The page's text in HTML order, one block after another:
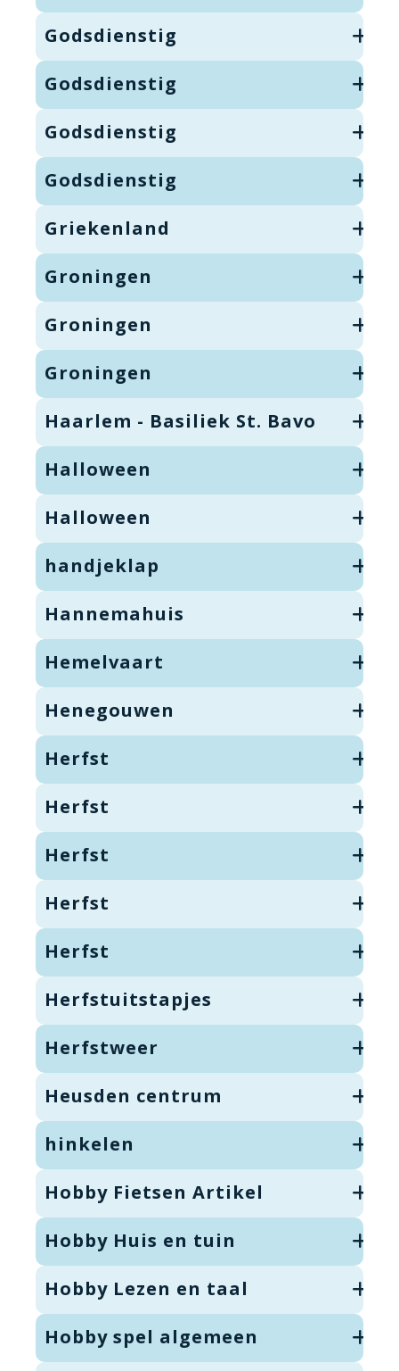
Godsdienstig
Godsdienstig
Godsdienstig
Godsdienstig
Griekenland
Groningen
Groningen
Groningen
Haarlem - Basiliek St. Bavo
Halloween
Halloween
handjeklap
Hannemahuis
Hemelvaart
Henegouwen
Herfst
Herfst
Herfst
Herfst
Herfst
Herfstuitstapjes
Herfstweer
Heusden centrum
hinkelen
Hobby Fietsen Artikel
Hobby Huis en tuin
Hobby Lezen en taal
Hobby spel algemeen